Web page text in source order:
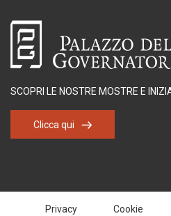
SCOPRI LE NOSTRE MOSTRE E
Clicca qui
Privacy Cookie